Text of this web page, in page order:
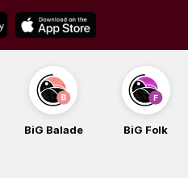
BiG Folk BiG iG